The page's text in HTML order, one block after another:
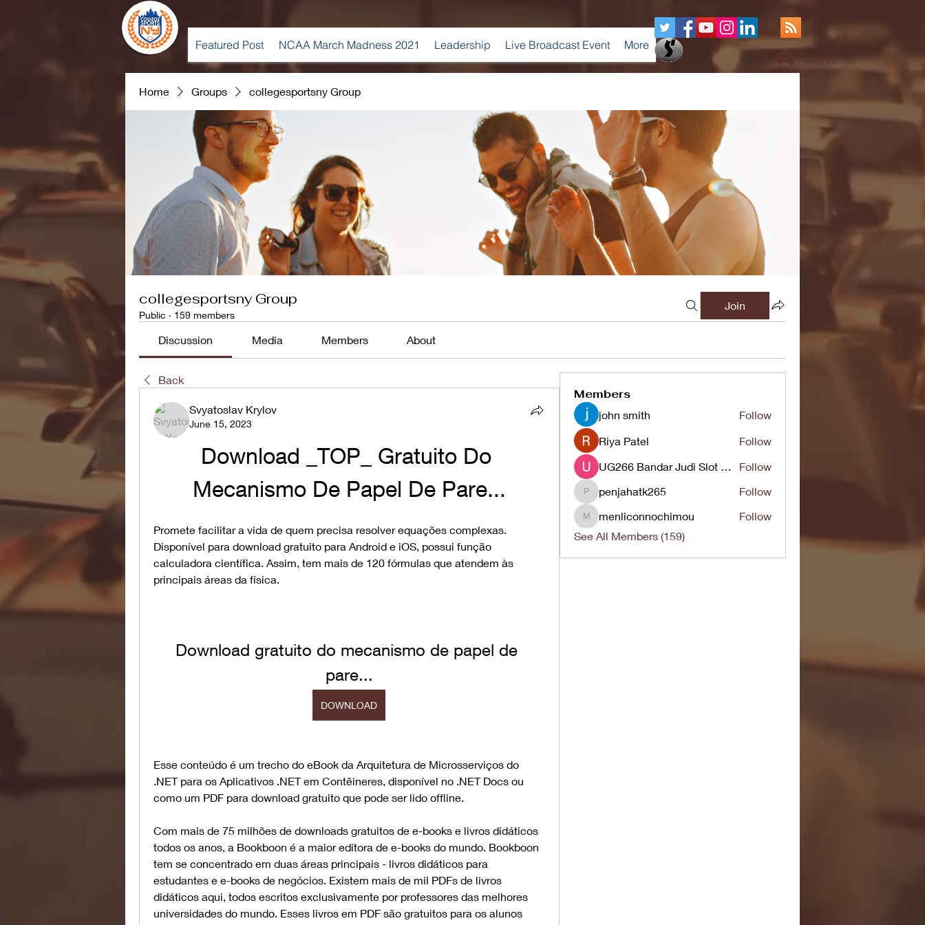
Featured Post NCAA March Madness 2021 Leadership Live Broadcast Event More
Log In
Home Groups collegesportsny Group
collegesportsny Group
Public · 159 members
Join
Discussion Media Members About
Back
Svyatoslav Krylov
June 15, 2023
Download _TOP_ Gratuito Do
Mecanismo De Papel De Pare...
Promete facilitar a vida de quem precisa resolver equações complexas.
Disponível para download gratuito para Android e iOS, possui função
calculadora científica. Assim, tem mais de 120 fórmulas que atendem às
principais áreas da física.
Download gratuito do mecanismo de papel de
pare...
DOWNLOAD
Esse conteúdo é um trecho do eBook da Arquitetura de Microsserviços do
.NET para os Aplicativos .NET em Contêineres, disponível no .NET Docs ou
como um PDF para download gratuito que pode ser lido offline.
Com mais de 75 milhões de downloads gratuitos de e-books e livros didáticos
todos os anos, a Bookboon é a maior editora de e-books do mundo. Bookboon
tem se concentrado em duas áreas principais - livros didáticos para
estudantes e e-books de negócios. Existem mais de mil PDFs de livros
didáticos aqui, todos escritos exclusivamente por professores das melhores
universidades do mundo. Esses livros em PDF são gratuitos para os alunos
Members
john smith
Follow
Riya Patel
Follow
UG266 Bandar Judi Slot Online Live RTP Slot Gacor Tertinggi
Follow
penjahatk265
penjahatk265 Follow
menliconnochimou
menliconnochimou
Follow
See All Members (159)